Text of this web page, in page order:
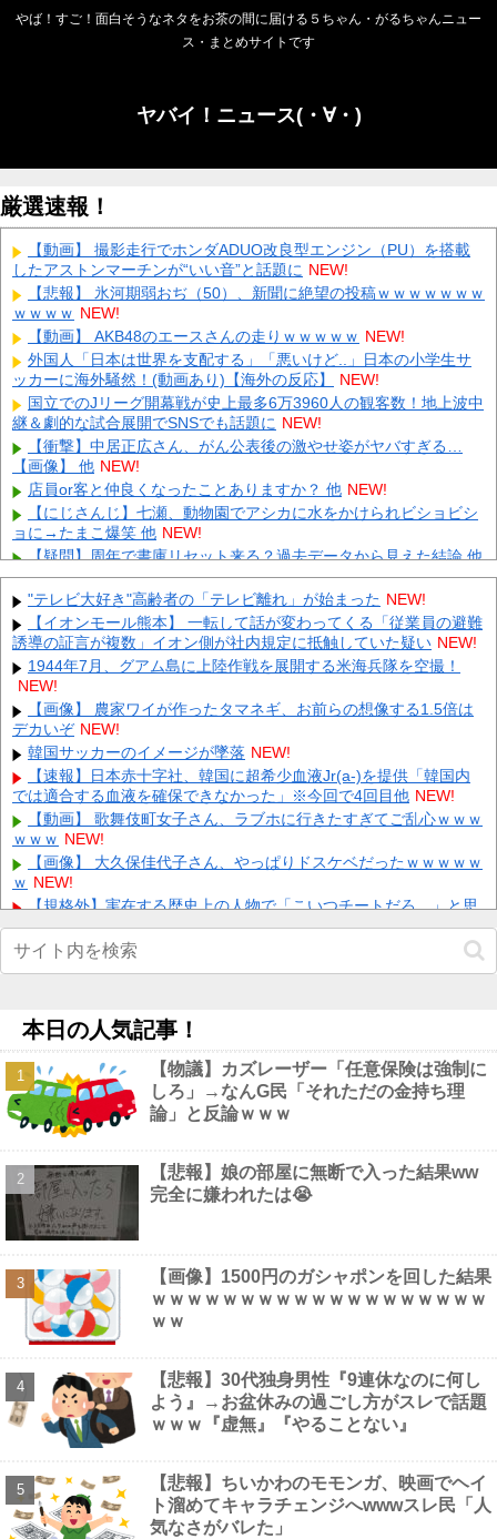
やば！すご！面白そうなネタをお茶の間に届ける５ちゃん・がるちゃんニュー
ス・まとめサイトです
ヤバイ！ニュース(・∀・)
厳選速報！
【動画】 撮影走行でホンダADUO改良型エンジン（PU）を搭載
したアストンマーチンが“いい音”と話題に NEW!
【悲報】 氷河期弱おぢ（50）、新聞に絶望の投稿ｗｗｗｗｗｗｗ
ｗｗｗｗ NEW!
【動画】 AKB48のエースさんの走りｗｗｗｗｗ NEW!
外国人「日本は世界を支配する」「悪いけど..」日本の小学生サ
ッカーに海外騒然！(動画あり)【海外の反応】
NEW!
国立でのJリーグ開幕戦が史上最多6万3960人の観客数！地上波中
継＆劇的な試合展開でSNSでも話題に NEW!
【衝撃】中居正広さん、がん公表後の激やせ姿がヤバすぎる…
【画像】 他 NEW!
店員or客と仲良くなったことありますか？ 他 NEW!
【にじさんじ】七瀬、動物園でアシカに水をかけられビショビシ
ョに→たまこ爆笑 他 NEW!
【疑問】周年で書庫リセット来る？過去データから見えた結論 他
NEW!
シカホワ村上、特大25号ホームラン！！！ 他 NEW!
【画像】 週刊少年ジャンプ、「ロクのおかしな家」とかいう微妙
な漫画を巻頭カラーにしたせいで100万部切る NEW!
飲み屋でケンカした相手をコロした男の弁護をした。そして数年
後、因果応報を思わせる出来事が…
【警告】 医師「米国では”ヘロインと同じくらいヤバい薬”が日本
では平気で処方されてる」
【悲報】 夏のピーク、もう終わってたｗｗｗｗｗ
【緊急】 今の若者に急増している『コレ』依存、めちゃくちゃ深
刻な模様w w w w w w w w w w NEW!
Powered by livedoor 相互RSS
"テレビ大好き"高齢者の「テレビ離れ」が始まった NEW!
【イオンモール熊本】 一転して話が変わってくる「従業員の避難
誘導の証言が複数」イオン側が社内規定に抵触していた疑い NEW!
1944年7月、グアム島に上陸作戦を展開する米海兵隊を空撮！
NEW!
【画像】 農家ワイが作ったタマネギ、お前らの想像する1.5倍は
デカいぞ NEW!
韓国サッカーのイメージが墜落 NEW!
【速報】日本赤十字社、韓国に超希少血液Jr(a-)を提供「韓国内
では適合する血液を確保できなかった」※今回で4回目他 NEW!
【動画】 歌舞伎町女子さん、ラブホに行きたすぎてご乱心ｗｗｗ
ｗｗｗ NEW!
【画像】 大久保佳代子さん、やっぱりドスケベだったｗｗｗｗｗ
ｗ NEW!
【規格外】実在する歴史上の人物で「こいつチートだろ…」と思
った奴あげてけ他 NEW!
ジャッキー・チェン「濃いメンツでお酒飲んだw(パシャ」
NEW!
【画像】日テレの元女子アナさん、∧∨みたいに脱いでしまうｗ
太平洋戦争史振り返ると思ったけど日本より欧米が諸悪の根源や
ん他 NEW!
【画像】 佳子さま、ボディラインがHすぎる… NEW!
【衝撃】競泳で東京五輪「銀」の本多灯さん、危険運転致傷罪で
起訴・国際大会を辞退・・・・・・・・・他 NEW!
【衝撃】 佐藤二朗(57)、久しぶりにXを更新！その内容がガチで
Powered by livedoor 相互RSS
本日の人気記事！
【物議】カズレーザー「任意保険は強制に
しろ」→なんG民「それただの金持ち理
論」と反論ｗｗｗ
【悲報】娘の部屋に無断で入った結果ww
完全に嫌われたは😭
【画像】1500円のガシャポンを回した結果
ｗｗｗｗｗｗｗｗｗｗｗｗｗｗｗｗｗｗｗ
ｗｗ
【悲報】30代独身男性『9連休なのに何し
よう』→お盆休みの過ごし方がスレで話題
ｗｗｗ『虚無』『やることない』
【悲報】ちいかわのモモンガ、映画でヘイ
ト溜めてキャラチェンジへwwwスレ民「人
気なさがバレた」